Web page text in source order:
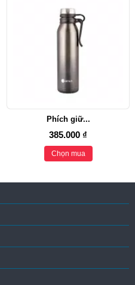
Phích giữ...
385.000 ₫
Chọn mua